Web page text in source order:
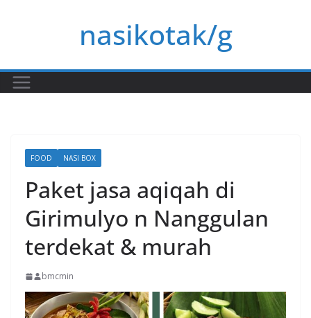
nasikotak/g
FOOD NASI BOX
Paket jasa aqiqah di
Girimulyo n Nanggulan
terdekat & murah
bmcmin